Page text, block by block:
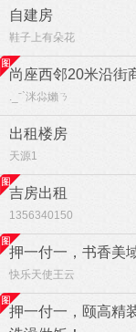
自建房
鞋子上有朵花
尚座西邻20米沿街
._ˉ`洣尛嬾ㄋ
出租楼房
天源1
吉房出租
1356340150
押一付一，书香美
快乐天使王云
押一付一，颐高精